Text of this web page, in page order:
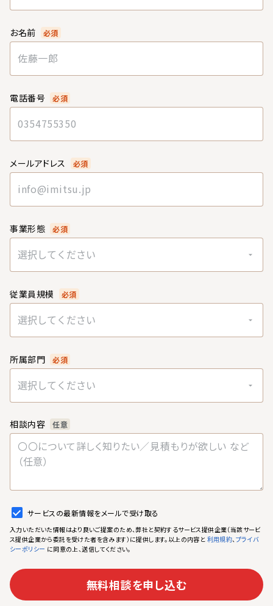
お名前 必須
電話番号 必須
メールアドレス 必須
事業形態 必須
選択してください
従業員規模 必須
選択してください
所属部門 必須
選択してください
相談内容 任意
サービスの最新情報をメールで受け取る
入力いただいた情報はより良いご提案のため、弊社と契約するサービス提供企業（当該サービ
ス提供企業から委託を受けた者を含みます）に提供します。以上の内容と 利用規約、プライバ
シーポリシー に同意の上、送信してください。
無料相談を申し込む